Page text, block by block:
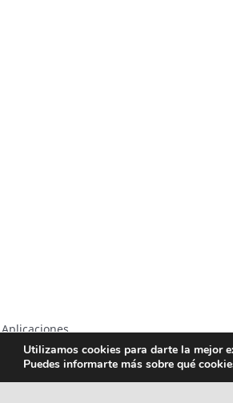
Aplicaciones
Utilizamos cookies para darte la mejor
Puedes informarte más sobre qué